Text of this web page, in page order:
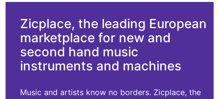
Zicplace, the leading European
marketplace for new and
second hand music
instruments and machines
Music and artists know no borders. Zicplace, the